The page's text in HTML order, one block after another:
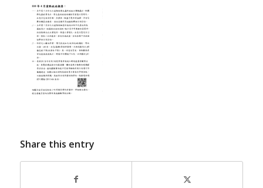
Share this entry